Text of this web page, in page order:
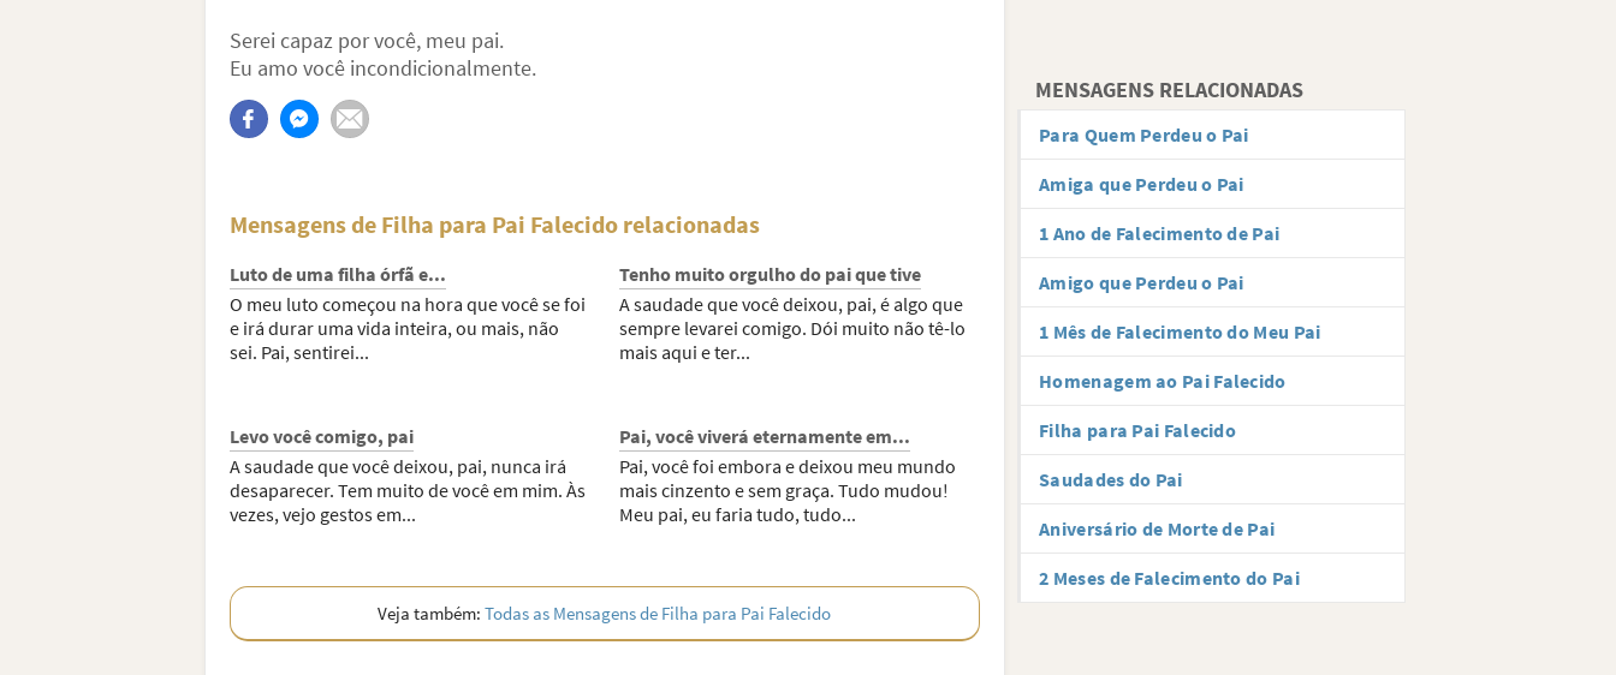
Serei capaz por você, meu pai.
Eu amo você incondicionalmente.
Mensagens de Filha para Pai Falecido relacionadas
Luto de uma filha órfã e...
O meu luto começou na hora que você se foi
e irá durar uma vida inteira, ou mais, não
sei. Pai, sentirei...
Tenho muito orgulho do pai que tive
A saudade que você deixou, pai, é algo que
sempre levarei comigo. Dói muito não tê-lo
mais aqui e ter...
Levo você comigo, pai
A saudade que você deixou, pai, nunca irá
desaparecer. Tem muito de você em mim. Às
vezes, vejo gestos em...
Pai, você viverá eternamente em...
Pai, você foi embora e deixou meu mundo
mais cinzento e sem graça. Tudo mudou!
Meu pai, eu faria tudo, tudo...
Veja também:Todas as Mensagens de Filha para Pai Falecido
MENSAGENS RELACIONADAS
Para Quem Perdeu o Pai
Amiga que Perdeu o Pai
1 Ano de Falecimento de Pai
Amigo que Perdeu o Pai
1 Mês de Falecimento do Meu Pai
Homenagem ao Pai Falecido
Filha para Pai Falecido
Saudades do Pai
Aniversário de Morte de Pai
2 Meses de Falecimento do Pai